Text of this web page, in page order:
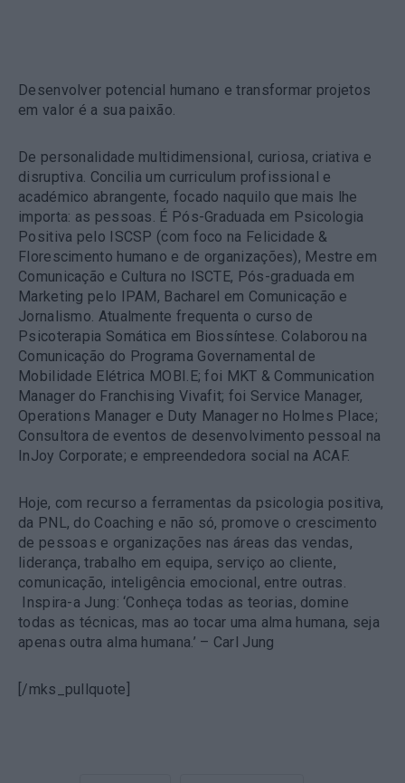
Desenvolver potencial humano e transformar projetos
em valor é a sua paixão.
De personalidade multidimensional, curiosa, criativa e
disruptiva. Concilia um curriculum profissional e
académico abrangente, focado naquilo que mais lhe
importa: as pessoas. É Pós-Graduada em Psicologia
Positiva pelo ISCSP (com foco na Felicidade &
Florescimento humano e de organizações), Mestre em
Comunicação e Cultura no ISCTE, Pós-graduada em
Marketing pelo IPAM, Bacharel em Comunicação e
Jornalismo. Atualmente frequenta o curso de
Psicoterapia Somática em Biossíntese. Colaborou na
Comunicação do Programa Governamental de
Mobilidade Elétrica MOBI.E; foi MKT & Communication
Manager do Franchising Vivafit; foi Service Manager,
Operations Manager e Duty Manager no Holmes Place;
Consultora de eventos de desenvolvimento pessoal na
InJoy Corporate; e empreendedora social na ACAF.
Hoje, com recurso a ferramentas da psicologia positiva,
da PNL, do Coaching e não só, promove o crescimento
de pessoas e organizações nas áreas das vendas,
liderança, trabalho em equipa, serviço ao cliente,
comunicação, inteligência emocional, entre outras.
Inspira-a Jung: ‘Conheça todas as teorias, domine
todas as técnicas, mas ao tocar uma alma humana, seja
apenas outra alma humana.’ – Carl Jung
[/mks_pullquote]